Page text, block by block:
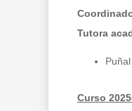
Tutora
Curso